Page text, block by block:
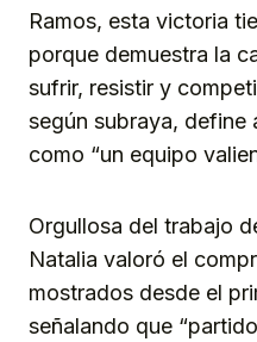
Ramos, esta victoria
porque demuestra la
sufrir, resistir y
según subraya, define
como “un equipo
Orgullosa del trabajo
Natalia valoró el
mostrados desde el
señalando que